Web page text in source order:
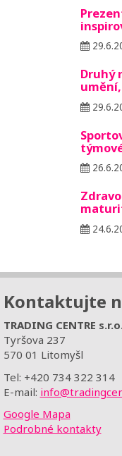
Druhý
Kontaktujte
TRADING CENTRE
Tyršova 237
570 01 Litomyšl
Tel: +420 734 322 314
E-mail:
Google Mapa
Podrobné kontakty